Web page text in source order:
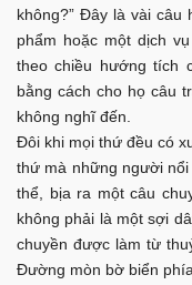
không?” Đây là vài câu
phẩm hoặc một dịch
theo chiều hướng tích
bằng cách cho họ câu
không nghĩ đến.
Đôi khi mọi thứ đều có
thứ mà những người
thể, bịa ra một câu
không phải là một sợi
chuyền được làm từ
Đường mòn bờ biển